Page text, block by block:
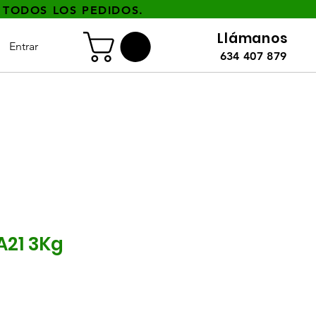
LOS PEDIDOS.
Entrar Llámanos
634 407 879
3Kg